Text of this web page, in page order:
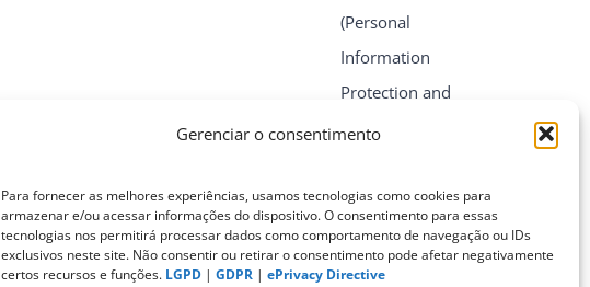
Gerenciar o consentimento
Para fornecer as melhores experiências, usamos tecnologias como cookies para
armazenar e/ou acessar informações do dispositivo. O consentimento para essas
tecnologias nos permitirá processar dados como comportamento de navegação ou IDs
exclusivos neste site. Não consentir ou retirar o consentimento pode afetar negativamente
certos recursos e funções. LGPD | GDPR | ePrivacy Directive
(Personal
Information
Protection and
Electronic
CONTATO